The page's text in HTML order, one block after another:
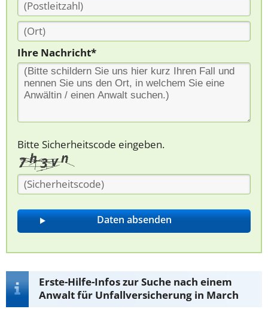
Ihre Nachricht*
Bitte Sicherheitscode eingeben.
Erste-Hilfe-Infos zur Suche nach einem
Anwalt für Unfallversicherung in March